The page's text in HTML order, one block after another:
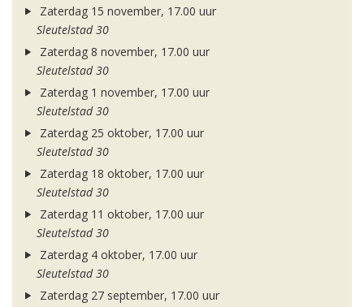
Zaterdag 15 november, 17.00 uur
Sleutelstad 30
Zaterdag 8 november, 17.00 uur
Sleutelstad 30
Zaterdag 1 november, 17.00 uur
Sleutelstad 30
Zaterdag 25 oktober, 17.00 uur
Sleutelstad 30
Zaterdag 18 oktober, 17.00 uur
Sleutelstad 30
Zaterdag 11 oktober, 17.00 uur
Sleutelstad 30
Zaterdag 4 oktober, 17.00 uur
Sleutelstad 30
Zaterdag 27 september, 17.00 uur